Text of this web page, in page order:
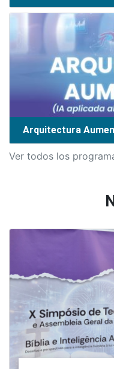
Arquitectura
Ver todos los